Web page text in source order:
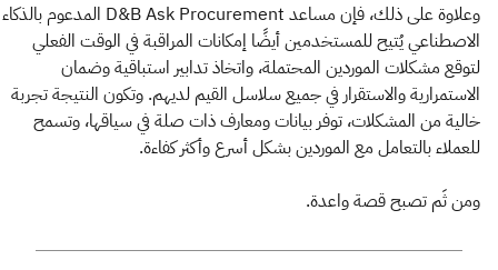
وعلاوة على ذلك، فإن مساعد D&B Ask Procurement المدعوم بالذكاء
الاصطناعي يُتيح للمستخدمين أيضًا إمكانات المراقبة في الوقت الفعلي
لتوقع مشكلات الموردين المحتملة، واتخاذ تدابير استباقية وضمان
الاستمرارية والاستقرار في جميع سلاسل القيم لديهم. وتكون النتيجة تجربة
خالية من المشكلات، توفر بيانات ومعارف ذات صلة في سياقها، وتسمح
للعملاء بالتعامل مع الموردين بشكل أسرع وأكثر كفاءة.
ومن ثَم تصبح قصة واعدة.